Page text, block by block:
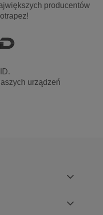
producentów
urządzeń